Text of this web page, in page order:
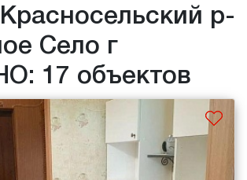
р-
Село г
17 объектов